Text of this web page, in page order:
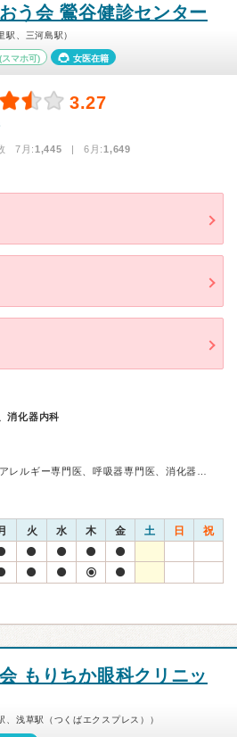
う会 鶯谷健診センター
駅、三河島駅）
マホ可) 女医在籍
3.27
7月:1,445 | 6月:1,649
消化器内科
レルギー専門医、呼吸器専門医、消化器…
火 水 木 金 土 日 祝
もりちか眼科クリニッ
浅草駅（つくばエクスプレス））